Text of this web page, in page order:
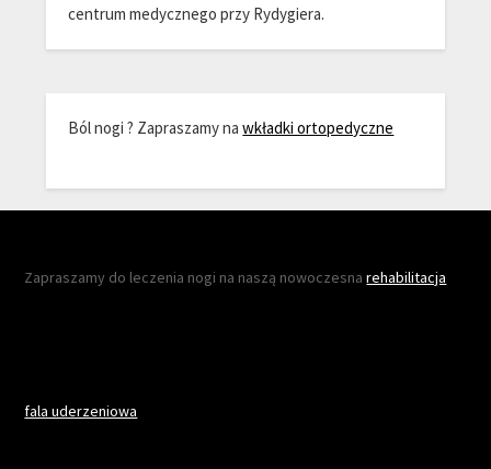
centrum medycznego przy Rydygiera.
Ból nogi ? Zapraszamy nawkładki ortopedyczne
Zapraszamy do leczenia nogi na naszą nowoczesnarehabilitacja
fala uderzeniowa